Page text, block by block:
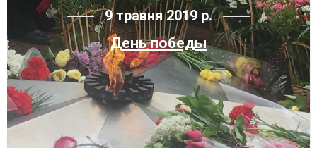
9 травня 2019 р.
День победы